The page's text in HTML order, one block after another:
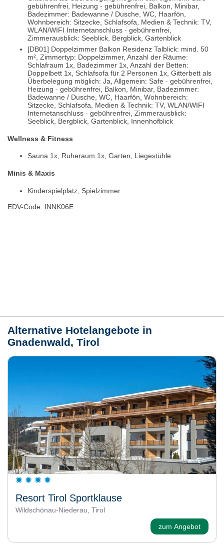
gebührenfrei, Heizung - gebührenfrei, Balkon, Minibar,
Badezimmer: Badewanne / Dusche, WC, Haarfön,
Wohnbereich: Sitzecke, Schlafsofa, Medien & Technik: TV,
WLAN/WIFI Internetanschluss - gebührenfrei,
Zimmerausblick: Seeblick, Bergblick, Gartenblick
[DB01] Doppelzimmer Balkon Residenz Talblick: mind. 50
m², Zimmertyp: Doppelzimmer, Anzahl der Räume:
Schlafraum 1x, Badezimmer 1x, Anzahl der Betten:
Doppelbett 1x, Schlafsofa für 2 Personen 1x, Gitterbett als
Überbelegung möglich: Ja, Allgemein: Safe - gebührenfrei,
Heizung - gebührenfrei, Balkon, Minibar, Badezimmer:
Badewanne / Dusche, WC, Haarfön, Wohnbereich:
Sitzecke, Schlafsofa, Medien & Technik: TV, WLAN/WIFI
Internetanschluss - gebührenfrei, Zimmerausblick:
Seeblick, Bergblick, Gartenblick, Innenhofblick
Wellness & Fitness
Sauna 1x, Ruheraum 1x, Garten, Liegestühle
Minis & Maxis
Kinderspielplatz, Spielzimmer
EDV-Code: INNK06E
Alternative Hotelangebote in
Gnadenwald, Tirol
Resort Tirol Sportklause
Wildschönau-Niederau, Tirol
zum Angebot